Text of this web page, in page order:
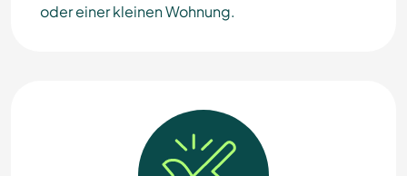
oder einer kleinen Wohnung.